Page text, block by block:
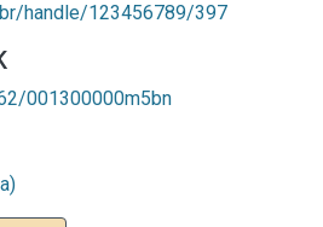
handle/123456789/397
001300000m5bn